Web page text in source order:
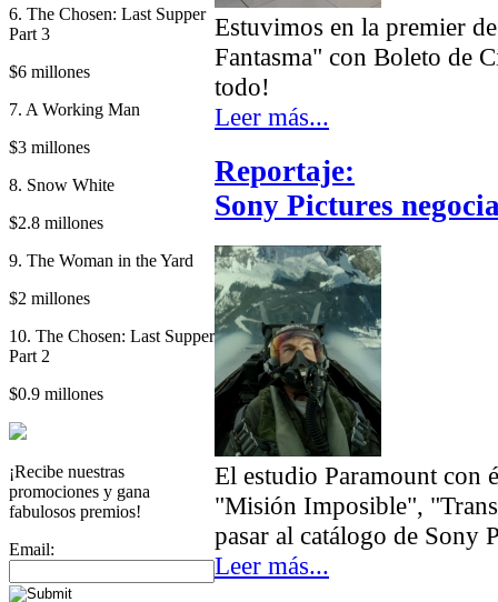
6. The Chosen: Last Supper
Part 3
$6 millones
7. A Working Man
$3 millones
8. Snow White
$2.8 millones
9. The Woman in the Yard
$2 millones
10. The Chosen: Last Supper
Part 2
$0.9 millones
¡Recibe nuestras
promociones y gana
fabulosos premios!
Email:
Estuvimos en la premier
Fantasma" con Boleto de
todo!
Leer más...
Reportaje:
Sony Pictures
El estudio Paramount con
"Misión Imposible",
pasar al catálogo de Sony
Leer más...